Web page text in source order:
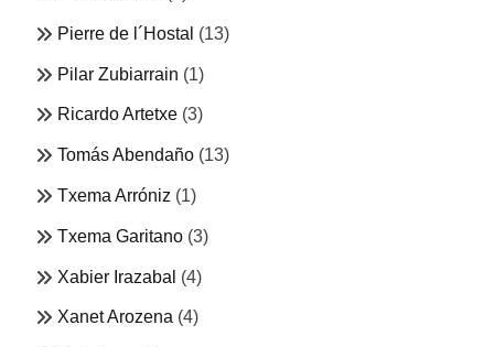
Pierre de l´Hostal (13)
Pilar Zubiarrain (1)
Ricardo Artetxe (3)
Tomás Abendaño (13)
Txema Arróniz (1)
Txema Garitano (3)
Xabier Irazabal (4)
Xanet Arozena (4)